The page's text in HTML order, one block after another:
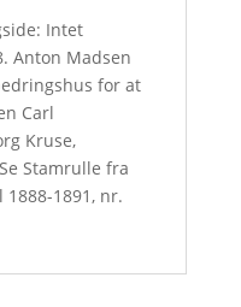
Intet
Anton Madsen
for at
Carl
Kruse,
Stamrulle fra
1891, nr.